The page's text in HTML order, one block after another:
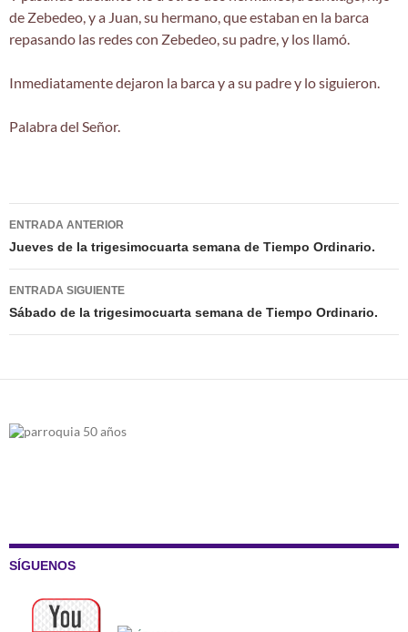
de Zebedeo, y a Juan, su hermano, que estaban en la barca
repasando las redes con Zebedeo, su padre, y los llamó.
Inmediatamente dejaron la barca y a su padre y lo siguieron.
Palabra del Señor.
Navegación
de
entradas
ENTRADA ANTERIOR
Jueves de la trigesimocuarta semana de Tiempo Ordinario.
ENTRADA SIGUIENTE
Sábado de la trigesimocuarta semana de Tiempo Ordinario.
SÍGUENOS